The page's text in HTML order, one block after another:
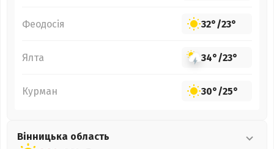
Феодосія 32°/23°
Ялта 34°/23°
Курман 30°/25°
Вінницька область